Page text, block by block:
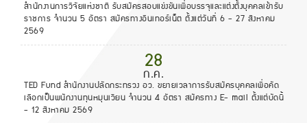
สำนักงานการวิจัยแห่งชาติ รับสมัครสอบแข่งขันเพื่อบรรจุและแต่งตั้งบุคคลเข้ารับ
ราชการ จำนวน 5 อัตรา สมัครทางอินเทอร์เน็ต ตั้งแต่วันที่ 6 - 27 สิงหาคม
2569
28
ก.ค.
TED Fund สำนักงานปลัดกระทรวง อว. ขยายเวลาการรับสมัครบุคคลเพื่อคัด
เลือกเป็นพนักงานทุนหมุนเวียน จำนวน 4 อัตรา สมัครทาง E- mail ตั้งแต่บัดนี้
- 12 สิงหาคม 2569